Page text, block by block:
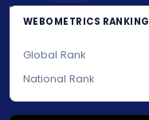
WEBOMETRICS RANKING
Global Rank
National Rank